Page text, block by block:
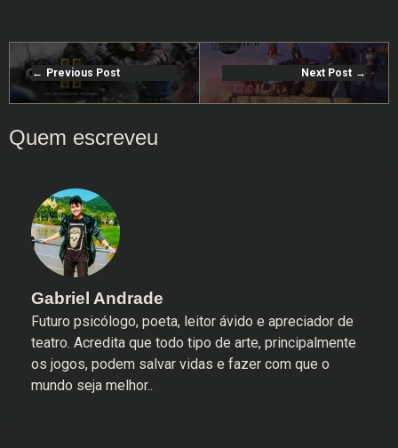
Previous Post Next Post
Gabriel Andrade
Futuro psicólogo, poeta, leitor ávido e apreciador de
teatro. Acredita que todo tipo de arte, principalmente
os jogos, podem salvar vidas e fazer com que o
mundo seja melhor..